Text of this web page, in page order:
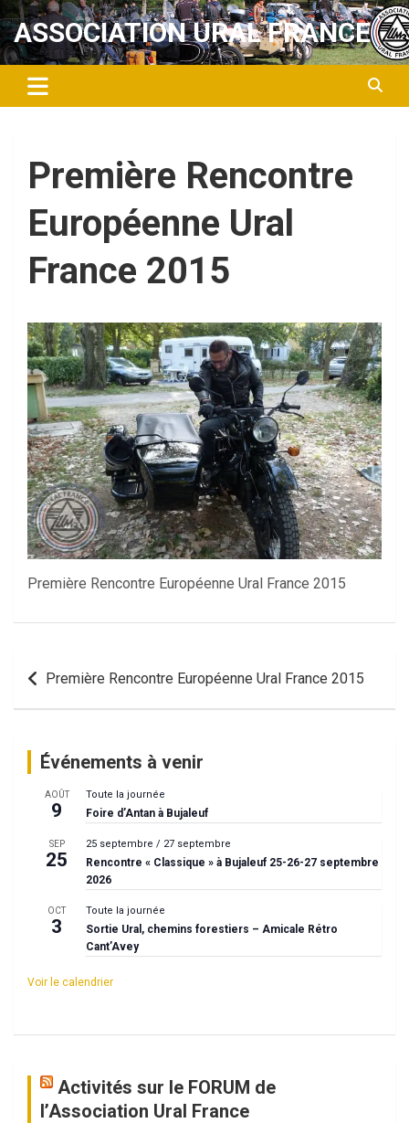
Aller
au
contenu
ASSOCIATION URAL FRANCE
Première Rencontre
Européenne Ural
France 2015
Première Rencontre Européenne Ural France 2015
Navigation
Première Rencontre Européenne Ural France 2015
Événements à venir
AOÛT
9
Toute la journée
Foire d’Antan à Bujaleuf
SEP
25
25 septembre / 27 septembre
Rencontre « Classique » à Bujaleuf 25-26-27 septembre
2026
OCT
3
Toute la journée
Sortie Ural, chemins forestiers – Amicale Rétro
Cant’Avey
Voir le calendrier
Activités sur le FORUM de
l’Association Ural France